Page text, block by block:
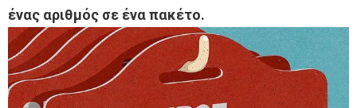
ένας αριθμός σε ένα πακέτο.